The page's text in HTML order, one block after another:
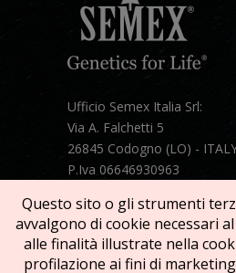
Ufficio Semex Italia Srl:
Via A. Falchetti 5
26845 Codogno (LO) -
P.Iva 06646930963
Mail: semex@semexitalia.it
Guarda la mappa
Questo sito o gli strumenti
avvalgono di cookie necessari
alle finalità illustrate nella
profilazione ai fini di